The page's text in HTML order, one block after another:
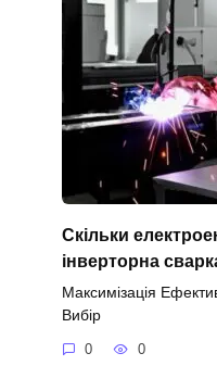
Скільки
інверторна
Максимізація
Вибір
0 0